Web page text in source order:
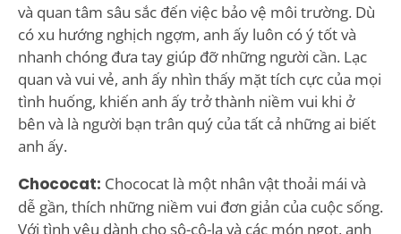
và quan tâm sâu sắc đến việc bảo vệ môi trường. Dù
có xu hướng nghịch ngợm, anh ấy luôn có ý tốt và
nhanh chóng đưa tay giúp đỡ những người cần. Lạc
quan và vui vẻ, anh ấy nhìn thấy mặt tích cực của mọi
tình huống, khiến anh ấy trở thành niềm vui khi ở
bên và là người bạn trân quý của tất cả những ai biết
anh ấy.
Chococat: Chococat là một nhân vật thoải mái và
dễ gần, thích những niềm vui đơn giản của cuộc sống.
Với tình yêu dành cho sô-cô-la và các món ngọt, anh